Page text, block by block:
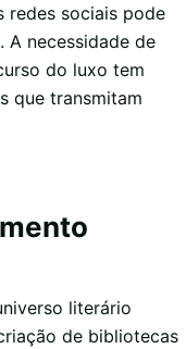
redes sociais pode
necessidade de
do luxo tem
que transmitam
literário
de bibliotecas